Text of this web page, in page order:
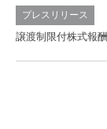
プレスリリース
譲渡制限付株式報